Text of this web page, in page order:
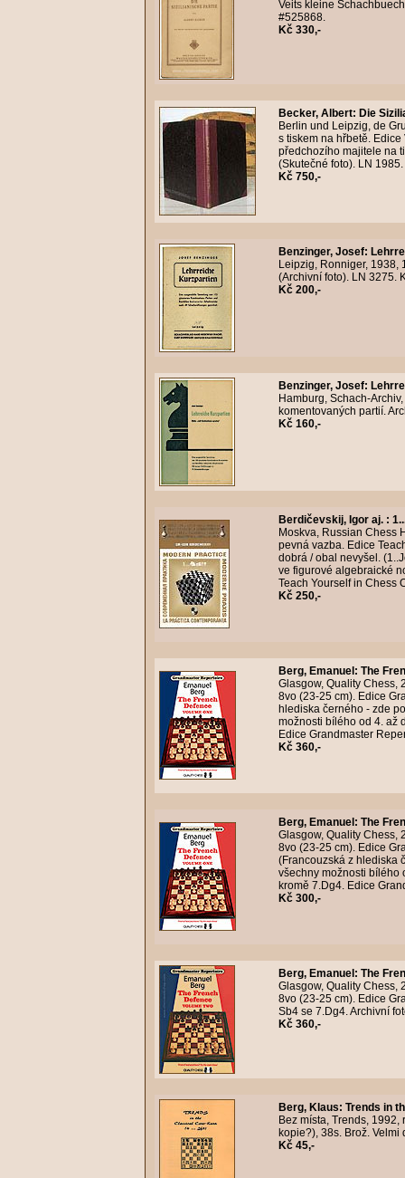
Veits kleine
#525868.
Kč 330,-
Becker, Albert: Die
Berlin und Leipzig, de
s tiskem na hřbetě.
předchozího majitele na
(Skutečné foto). LN
Kč 750,-
Benzinger, Josef:
Leipzig, Ronniger, 1938,
(Archivní foto). LN 3275.
Kč 200,-
Benzinger, Josef:
Hamburg, Schach-
komentovaných partií.
Kč 160,-
Berdičevskij, Igor aj. :
Moskva, Russian Chess
pevná vazba. Edice
dobrá / obal nevyšel.
ve figurové algebraické
Teach Yourself in Chess
Kč 250,-
Berg, Emanuel : The
Glasgow, Quality Chess,
8vo (23-25 cm). Edice
hlediska černého - zde
možnosti bílého od 4. až
Edice Grandmaster
Kč 360,-
Berg, Emanuel : The
Glasgow, Quality Chess,
8vo (23-25 cm). Edice
(Francouzská z hlediska
všechny možnosti bílého
kromě 7.Dg4. Edice
Kč 300,-
Berg, Emanuel : The
Glasgow, Quality Chess,
8vo (23-25 cm). Edice
Sb4 se 7.Dg4. Archivní
Kč 360,-
Berg, Klaus: Trends in
Bez místa, Trends,
kopie?), 38s. Brož.
Kč 45,-